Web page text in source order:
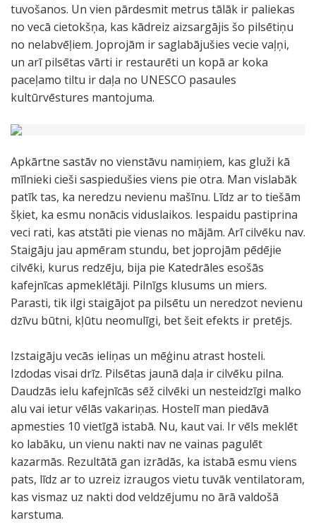
tuvošanos. Un vien pārdesmit metrus tālāk ir paliekas
no vecā cietokšņa, kas kādreiz aizsargājis šo pilsētiņu
no nelabvēļiem. Joprojām ir saglabājušies vecie vaļņi,
un arī pilsētas vārti ir restaurēti un kopā ar koka
paceļamo tiltu ir daļa no UNESCO pasaules
kultūrvēstures mantojuma.
Apkārtne sastāv no vienstāvu namiņiem, kas gluži kā
mīlnieki cieši saspiedušies viens pie otra. Man vislabāk
patīk tas, ka neredzu nevienu mašīnu. Līdz ar to tiešām
šķiet, ka esmu nonācis viduslaikos. Iespaidu pastiprina
veci rati, kas atstāti pie vienas no mājām. Arī cilvēku nav.
Staigāju jau apmēram stundu, bet joprojām pēdējie
cilvēki, kurus redzēju, bija pie Katedrāles esošās
kafejnīcas apmeklētāji. Pilnīgs klusums un miers.
Parasti, tik ilgi staigājot pa pilsētu un neredzot nevienu
dzīvu būtni, kļūtu neomulīgi, bet šeit efekts ir pretējs.
Izstaigāju vecās ieliņas un mēģinu atrast hosteli.
Izdodas visai drīz. Pilsētas jaunā daļa ir cilvēku pilna.
Daudzās ielu kafejnīcās sēž cilvēki un nesteidzīgi malko
alu vai ietur vēlās vakariņas. Hostelī man piedāvā
apmesties 10 vietīgā istabā. Nu, kaut vai. Ir vēls meklēt
ko labāku, un vienu nakti nav ne vainas pagulēt
kazarmās. Rezultātā gan izrādās, ka istabā esmu viens
pats, līdz ar to uzreiz izraugos vietu tuvāk ventilatoram,
kas vismaz uz nakti dod veldzējumu no ārā valdošā
karstuma.